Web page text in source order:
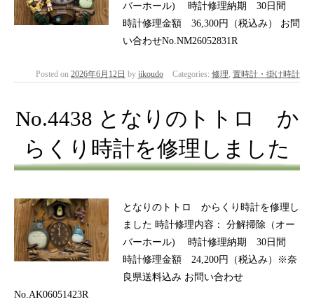
バーホール) 時計修理納期 30日間
時計修理金額 36,300円（税込み） お問
い合わせNo.NM26052831R
Posted on 2026年6月12日 by jikoudo Categories: 修理, 置時計・掛け時計
No.4438 となりのトトロ か
らくり時計を修理しました
となりのトトロ からくり時計を修理し
ました 時計修理内容： 分解掃除（オー
バーホール) 時計修理納期 30日間
時計修理金額 24,200円（税込み）※奈
良県送料込み お問い合わせ
No.AK06051423R